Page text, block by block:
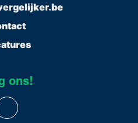
ons!